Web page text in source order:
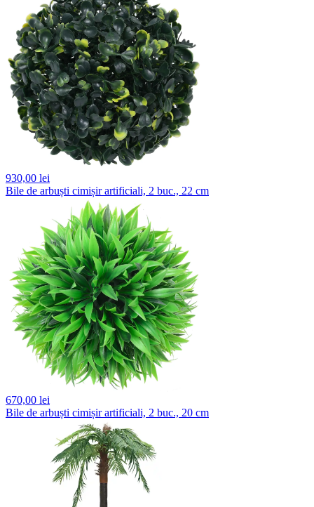
930,00 lei
Bile de arbuști cimișir artificiali, 2 buc., 22 cm
670,00 lei
Bile de arbuști cimișir artificiali, 2 buc., 20 cm